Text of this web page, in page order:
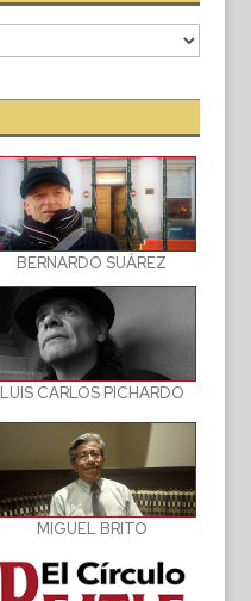
BERNARDO SUÁREZ
LUIS CARLOS PICHARDO
MIGUEL BRITO